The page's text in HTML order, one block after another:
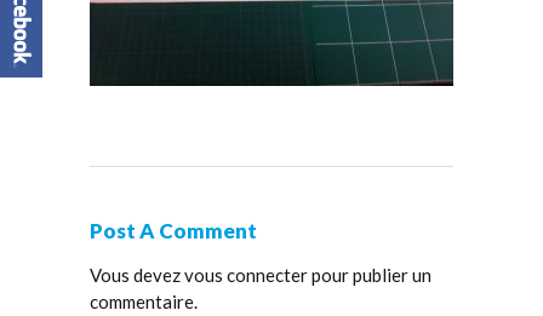
Post A Comment
Vous devezvous connecterpour publier un
commentaire.